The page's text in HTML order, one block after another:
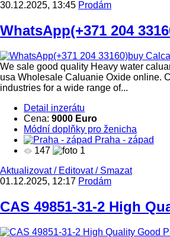
30.12.2025, 13:45 Prodám
WhatsApp(+371 204
We sale good quality Heavy water
usa Wholesale Caluanie Oxide online.
industries for a wide range of...
Detail inzerátu
Cena: 9000 Euro
Módní doplňky pro ženicha
Praha - západ
147
1
Aktualizovat/ Editovat/ Smazat
01.12.2025, 12:17 Prodám
CAS 49851-31-2 High